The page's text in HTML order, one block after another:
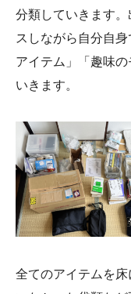
分類していきます
スしながら自分自
アイテム」「趣味
いきます。
全てのアイテムを